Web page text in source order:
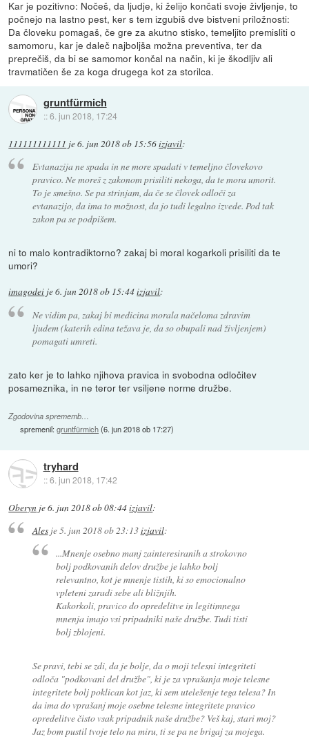
Kar je pozitivno: Nočeš, da ljudje, ki želijo končati svoje življenje, to
počnejo na lastno pest, ker s tem izgubiš dve bistveni priložnosti:
Da človeku pomagaš, če gre za akutno stisko, temeljito premisliti o
samomoru, kar je daleč najboljša možna preventiva, ter da
preprečiš, da bi se samomor končal na način, ki je škodljiv ali
travmatičen še za koga drugega kot za storilca.
gruntfürmich
::6. jun 2018, 17:24
111111111111 je6. jun 2018 ob 15:56izjavil:
Evtanazija ne spada in ne more spadati v temeljno človekovo
pravico. Ne moreš z zakonom prisiliti nekoga, da te mora umorit.
To je smešno. Se pa strinjam, da če se človek odloči za
evtanazijo, da ima to možnost, da jo tudi legalno izvede. Pod tak
zakon pa se podpišem.
ni to malo kontradiktorno? zakaj bi moral kogarkoli prisiliti da te
umori?
imagodei je6. jun 2018 ob 15:44izjavil:
Ne vidim pa, zakaj bi medicina morala načeloma zdravim
ljudem (katerih edina težava je, da so obupali nad življenjem)
pomagati umreti.
zato ker je to lahko njihova pravica in svobodna odločitev
posameznika, in ne teror ter vsiljene norme družbe.
Zgodovina sprememb…
spremenil:gruntfürmich(6. jun 2018 ob 17:27)
tryhard
::6. jun 2018, 17:42
Oberyn je6. jun 2018 ob 08:44izjavil:
Alesje5. jun 2018 ob 23:13izjavil:
...Mnenje osebno manj zainteresiranih a strokovno
bolj podkovanih delov družbe je lahko bolj
relevantno, kot je mnenje tistih, ki so emocionalno
vpleteni zaradi sebe ali bližnjih.
Kakorkoli, pravico do opredelitve in legitimnega
mnenja imajo vsi pripadniki naše družbe. Tudi tisti
bolj zblojeni.
Se pravi, tebi se zdi, da je bolje, da o moji telesni integriteti
odloča "podkovani del družbe", ki je za vprašanja moje telesne
integritete bolj poklican kot jaz, ki sem utelešenje tega telesa? In
da ima do vprašanj moje osebne telesne integritete pravico
opredelitve čisto vsak pripadnik naše družbe? Veš kaj, stari moj?
Jaz bom pustil tvoje telo na miru, ti se pa ne brigaj za mojega.